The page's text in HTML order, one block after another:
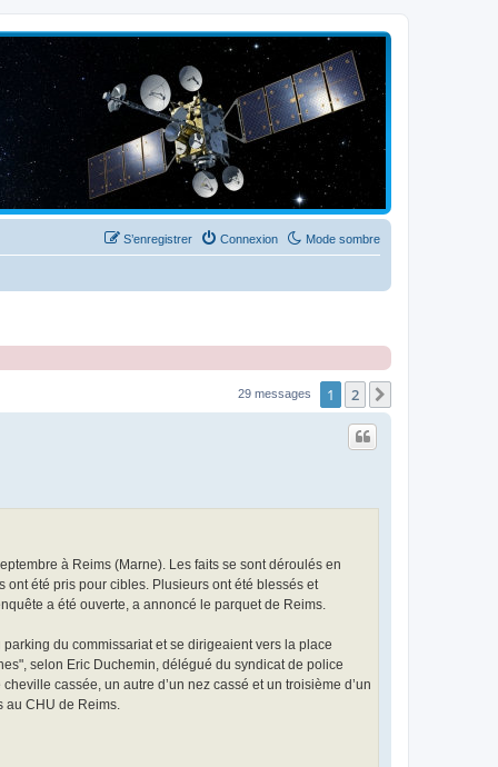
Mode sombre
Connexion
S’enregistrer
29 messages 1 2
à Reims (Marne). Les faits se sont déroulés en
été pris pour cibles. Plusieurs ont été blessés et
a été ouverte, a annoncé le parquet de Reims.
du commissariat et se dirigeaient vers la place
selon Eric Duchemin, délégué du syndicat de police
cassée, un autre d’un nez cassé et un troisième d’un
au CHU de Reims.